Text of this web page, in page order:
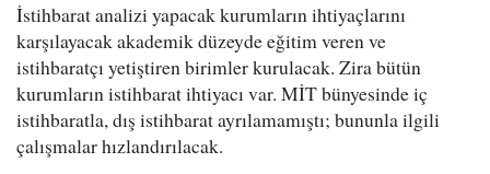
İstihbarat analizi yapacak kurumların ihtiyaçlarını
karşılayacak akademik düzeyde eğitim veren ve
istihbaratçı yetiştiren birimler kurulacak. Zira bütün
kurumların istihbarat ihtiyacı var. MİT bünyesinde iç
istihbaratla, dış istihbarat ayrılamamıştı; bununla ilgili
çalışmalar hızlandırılacak.